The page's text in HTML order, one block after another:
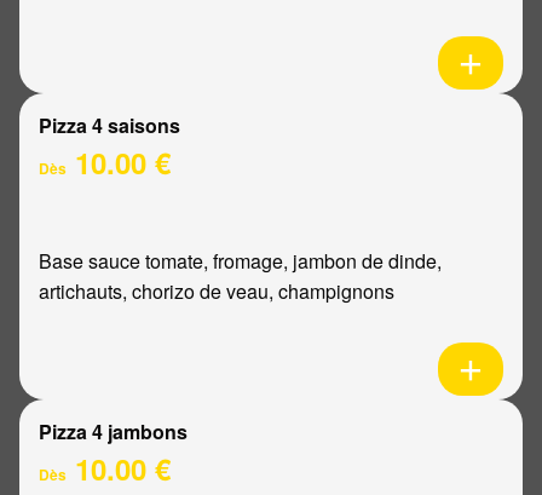
Pizza 4 saisons
Dès 10.00 €
Base sauce tomate, fromage, jambon de dinde,
artichauts, chorizo de veau, champignons
Pizza 4 jambons
Dès 10.00 €